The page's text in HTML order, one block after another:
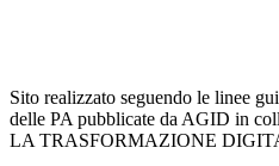
Sito realizzato seguendo le linee
delle PA pubblicate da AGID in
LA TRASFORMAZIONE